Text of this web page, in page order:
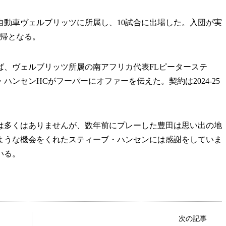
車ヴェルブリッツに所属し、10試合に出場した。入団が実
となる。
ヴェルブリッツ所属の南アフリカ代表FLピーターステ
ンセンHCがフーパーにオファーを伝えた。契約は2024-25
くはありませんが、数年前にプレーした豊田は思い出の地
な機会をくれたスティーブ・ハンセンには感謝をしていま
。
次の記事